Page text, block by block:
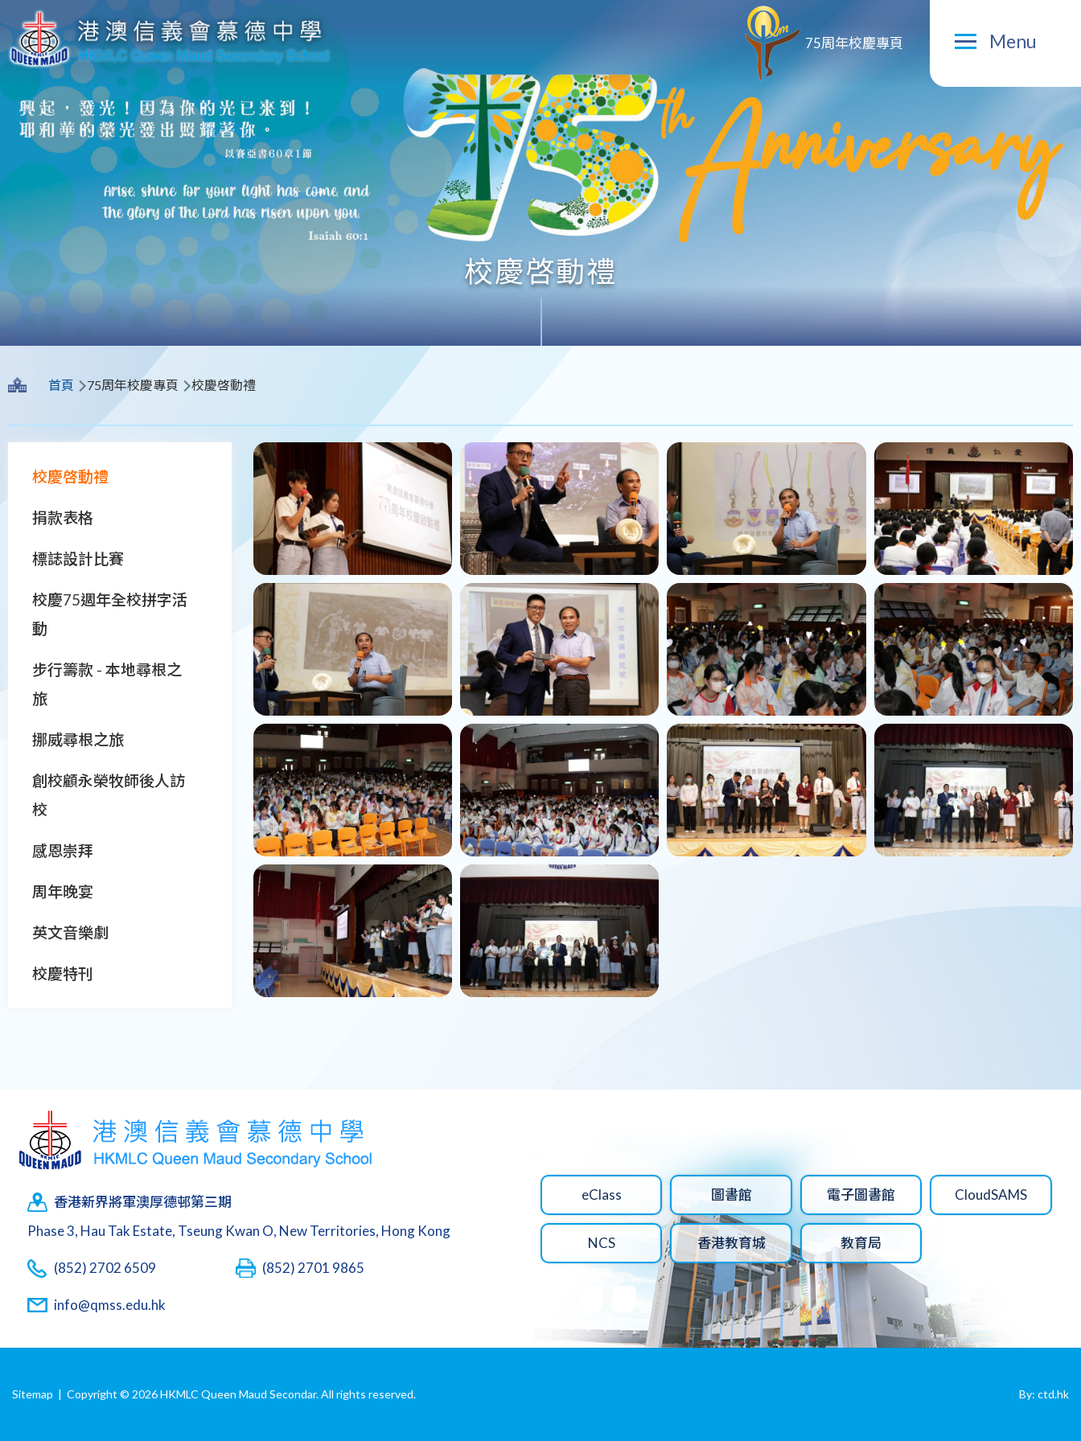
移至主內容
75周年校慶專頁 Menu
校慶啓動禮
導
連
結
首頁 75周年校慶專頁 校慶啓動禮
Main
navigation
校慶啓動禮
捐款表格
標誌設計比賽
校慶75週年全校拼字活
動
步行籌款 - 本地尋根之
旅
挪威尋根之旅
創校顧永榮牧師後人訪
校
感恩崇拜
周年晚宴
英文音樂劇
校慶特刊
香港新界將軍澳厚德邨第三期
Phase 3, Hau Tak Estate, Tseung Kwan O, New Territories, Hong Kong
(852) 2702 6509 (852) 2701 9865
info@qmss.edu.hk
eClass 圖書館 電子圖書館 CloudSAMS
NCS 香港教育城 教育局
Sitemap | Copyright © 2026 HKMLC Queen Maud Secondar. All rights reserved. By: ctd.hk